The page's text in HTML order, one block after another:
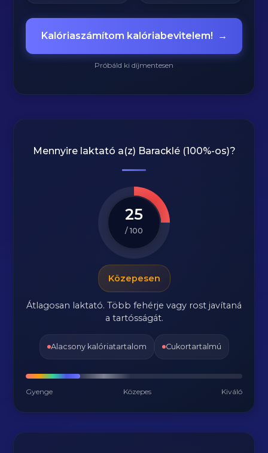
Kalóriaszámítom kalóriabevitelem! →
Próbáld ki díjmentesen
Mennyire laktató a(z) Baracklé (100%-os)?
25
/ 100
Közepesen
Átlagosan laktató. Több fehérje vagy rost javítaná
a tartósságát.
Alacsony kalóriatartalom Cukortartalmú
Gyenge Közepes Kiváló